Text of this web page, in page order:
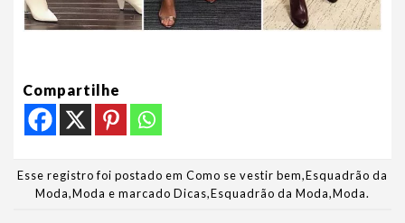
Compartilhe
Esse registro foi postado em Como se vestir bem,Esquadrão da
Moda,Moda e marcado Dicas,Esquadrão da Moda,Moda.